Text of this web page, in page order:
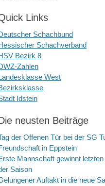
Links
Schachbund
Schachverband
Bezirk 8
Zahlen
West
Idstein
neusten Beiträge
der Offenen Tür bei der SG
in Eppstein
Mannschaft gewinnt
Saison
Auftakt in die neue